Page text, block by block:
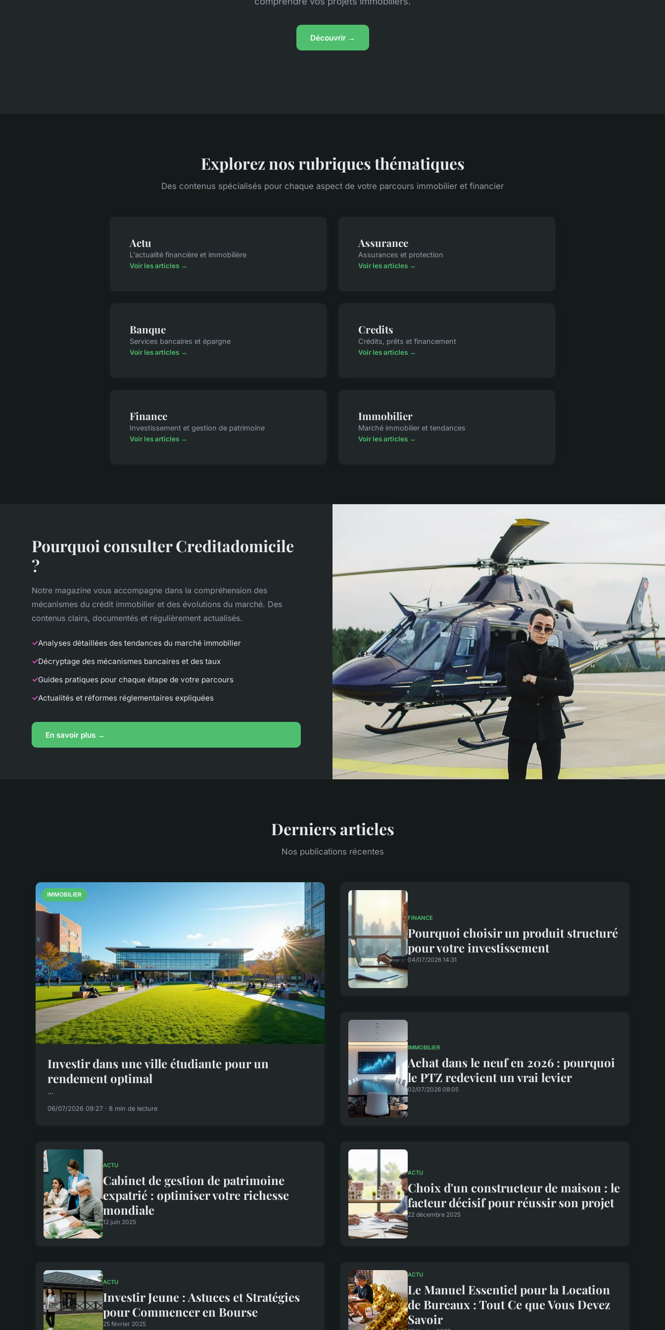
Découvrir →
Explorez nos rubriques thématiques
Des contenus spécialisés pour chaque aspect de votre parcours immobilier et financier
Actu
L'actualité financière et immobilière
Voir les articles →
Assurance
Assurances et protection
Voir les articles →
Banque
Services bancaires et épargne
Voir les articles →
Credits
Crédits, prêts et financement
Voir les articles →
Finance
Investissement et gestion de patrimoine
Voir les articles →
Immobilier
Marché immobilier et tendances
Voir les articles →
Pourquoi consulter Creditadomicile
?
Notre magazine vous accompagne dans la compréhension des
mécanismes du crédit immobilier et des évolutions du marché. Des
contenus clairs, documentés et régulièrement actualisés.
Analyses détaillées des tendances du marché immobilier
Décryptage des mécanismes bancaires et des taux
Guides pratiques pour chaque étape de votre parcours
Actualités et réformes réglementaires expliquées
En savoir plus →
Derniers articles
Nos publications récentes
IMMOBILIER
Investir dans une ville étudiante pour un
rendement optimal
...
06/07/2026 09:27 · 8 min de lecture
FINANCE
Pourquoi choisir un produit structuré
pour votre investissement
04/07/2026 14:31
IMMOBILIER
Achat dans le neuf en 2026 : pourquoi
le PTZ redevient un vrai levier
02/07/2026 08:05
ACTU
Cabinet de gestion de patrimoine
expatrié : optimiser votre richesse
mondiale
12 juin 2025
ACTU
Choix d'un constructeur de maison : le
facteur décisif pour réussir son projet
22 décembre 2025
ACTU
Investir Jeune : Astuces et Stratégies
pour Commencer en Bourse
25 février 2025
ACTU
Le Manuel Essentiel pour la Location
de Bureaux : Tout Ce que Vous Devez
Savoir